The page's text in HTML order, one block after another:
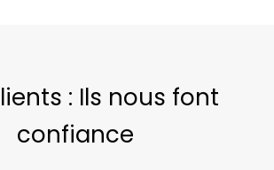
: Ils nous font
confiance